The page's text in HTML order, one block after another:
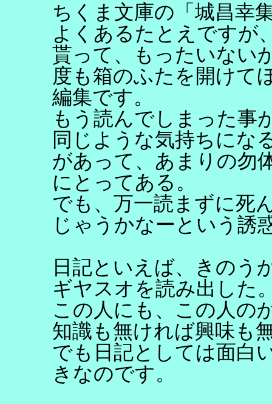
ちくま文庫の「城昌幸
よくあるたとえですが
貰って、もったいない
度も箱のふたを開けて
編集です。
もう読んでしまった事
同じような気持ちにな
があって、あまりの勿
にとってある。
でも、万一読まずに死
じゃうかなーという誘
日記といえば、きのう
ギヤスオを読み出した
この人にも、この人の
知識も無ければ興味も
でも日記としては面白
きなのです。